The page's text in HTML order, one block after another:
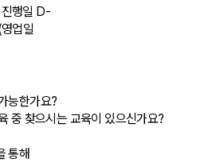
행일 D-
업일
능한가요?
중 찾으시는 교육이 있으신가요?
통해